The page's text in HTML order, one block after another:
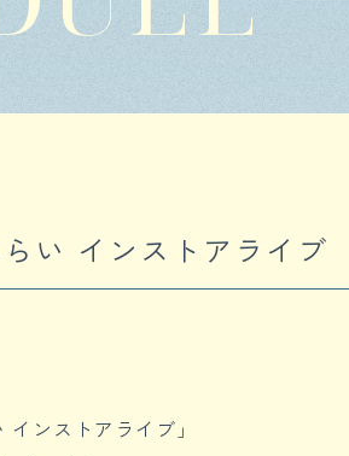
い インストアライブ
インストアライブ」